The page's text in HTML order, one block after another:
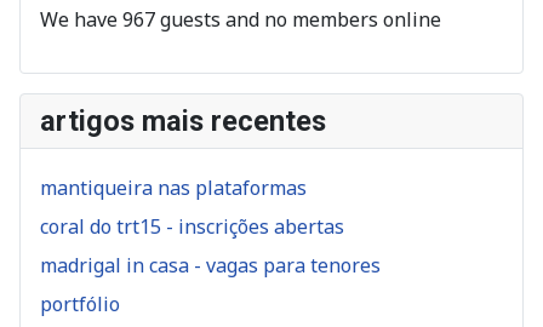
We have 967 guests and no members online
artigos mais recentes
mantiqueira nas plataformas
coral do trt15 - inscrições abertas
madrigal in casa - vagas para tenores
portfólio